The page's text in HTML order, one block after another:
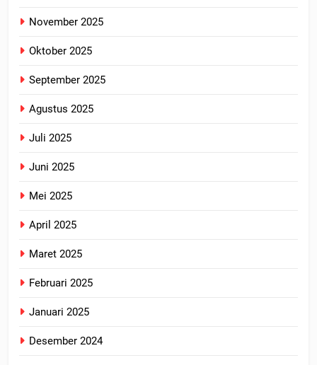
November 2025
Oktober 2025
September 2025
Agustus 2025
Juli 2025
Juni 2025
Mei 2025
April 2025
Maret 2025
Februari 2025
Januari 2025
Desember 2024